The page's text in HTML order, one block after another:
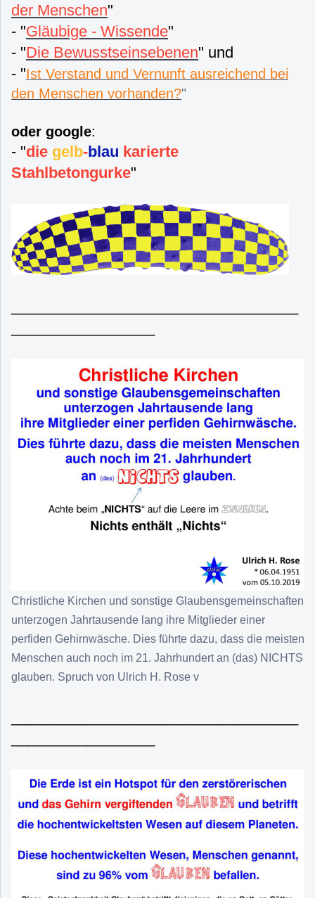
der Menschen"
- "Gläubige - Wissende"
- "Die Bewusstseinsebenen" und
- "Ist Verstand und Vernunft ausreichend bei
den Menschen vorhanden?"
oder google:
- "die gelb-blau karierte
Stahlbetongurke"
Christliche Kirchen und sonstige Glaubensgemeinschaften
unterzogen Jahrtausende lang ihre Mitglieder einer
perfiden Gehirnwäsche. Dies führte dazu, dass die meisten
Menschen auch noch im 21. Jahrhundert an (das) NICHTS
glauben. Spruch von Ulrich H. Rose v